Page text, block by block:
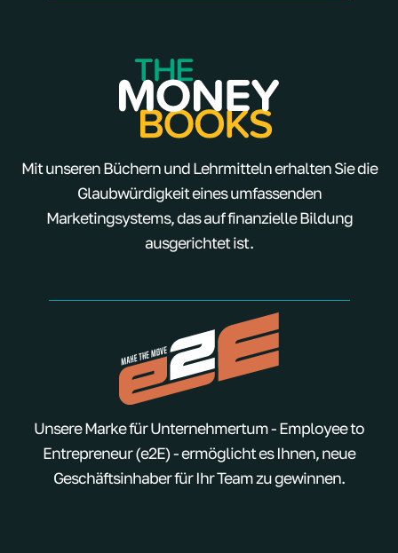
Mit unseren Büchern und Lehrmitteln erhalten Sie die
Glaubwürdigkeit eines umfassenden
Marketingsystems, das auf finanzielle Bildung
ausgerichtet ist.
Unsere Marke für Unternehmertum - Employee to
Entrepreneur (e2E) - ermöglicht es Ihnen, neue
Geschäftsinhaber für Ihr Team zu gewinnen.